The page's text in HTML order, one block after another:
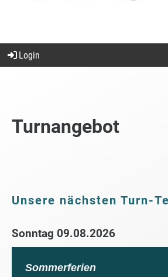
Login
Turnangebot
Unsere nächsten Turn-
Sonntag 09.08.2026
Sommerferien